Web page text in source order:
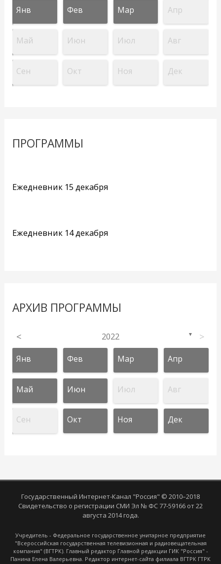
Янв Фев Мар Апр
Май Июн Июл Авг
Сен Окт Ноя Дек
ПРОГРАММЫ
Ежедневник 15 декабря
Ежедневник 14 декабря
АРХИВ ПРОГРАММЫ
< 2022 ▼ >
Янв Фев Мар Апр
Май Июн Июл Авг
Сен Окт Ноя Дек
Государственный Интернет-Канал "Россия" © 2010–2018
Свидетельство о регистрации СМИ Эл № ФС 77-59166 от 22
августа 2014 года.
Учредитель - Федеральное государственное унитарное предприятие
"Всероссийская государственная телевизионная и радиовещательная
компания" (ВГТРК). Главный редактор Главной редакции ГИК "Россия" -
Панина Елена Валерьевна. Редактор интернет-сайта филиала ВГТРК ГТРК